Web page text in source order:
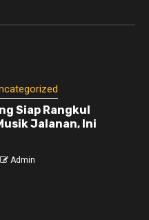
Siap Rangkul
Jalanan, Ini
Admin